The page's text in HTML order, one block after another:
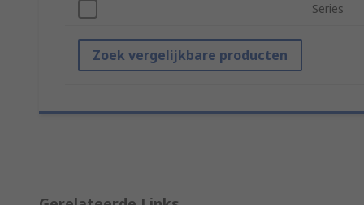
Series
Zoek vergelijkbare producten